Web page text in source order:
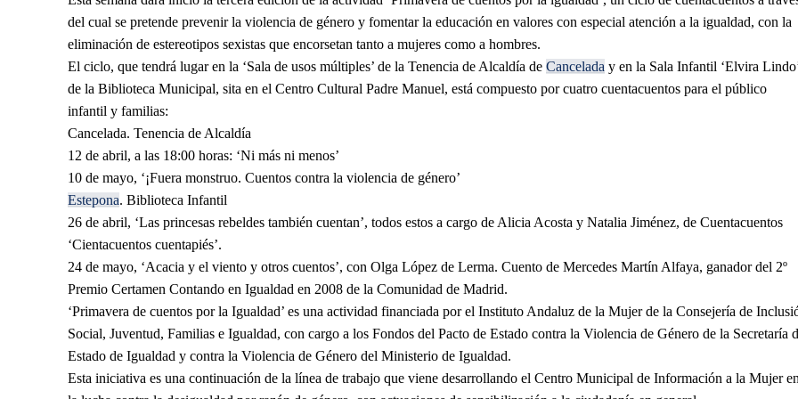
del cual se pretende prevenir la violencia de género y fomentar la educación en valores con especial atención a la igualdad, con la
eliminación de estereotipos sexistas que encorsetan tanto a mujeres como a hombres.
El ciclo, que tendrá lugar en la ‘Sala de usos múltiples’ de la Tenencia de Alcaldía de Cancelada y en la Sala Infantil ‘Elvira
de la Biblioteca Municipal, sita en el Centro Cultural Padre Manuel, está compuesto por cuatro cuentacuentos para el público
infantil y familias:
Cancelada. Tenencia de Alcaldía
12 de abril, a las 18:00 horas: ‘Ni más ni menos’
10 de mayo, ‘¡Fuera monstruo. Cuentos contra la violencia de género’
Estepona. Biblioteca Infantil
26 de abril, ‘Las princesas rebeldes también cuentan’, todos estos a cargo de Alicia Acosta y Natalia Jiménez, de Cuentacuentos
‘Cientacuentos cuentapiés’.
24 de mayo, ‘Acacia y el viento y otros cuentos’, con Olga López de Lerma. Cuento de Mercedes Martín Alfaya, ganador del 2º
Premio Certamen Contando en Igualdad en 2008 de la Comunidad de Madrid.
‘Primavera de cuentos por la Igualdad’ es una actividad financiada por el Instituto Andaluz de la Mujer de la Consejería de
Social, Juventud, Familias e Igualdad, con cargo a los Fondos del Pacto de Estado contra la Violencia de Género de la Secretaría
Estado de Igualdad y contra la Violencia de Género del Ministerio de Igualdad.
Esta iniciativa es una continuación de la línea de trabajo que viene desarrollando el Centro Municipal de Información a la Mujer